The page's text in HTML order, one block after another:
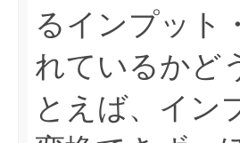
るインプット
れているかど
とえば、イン